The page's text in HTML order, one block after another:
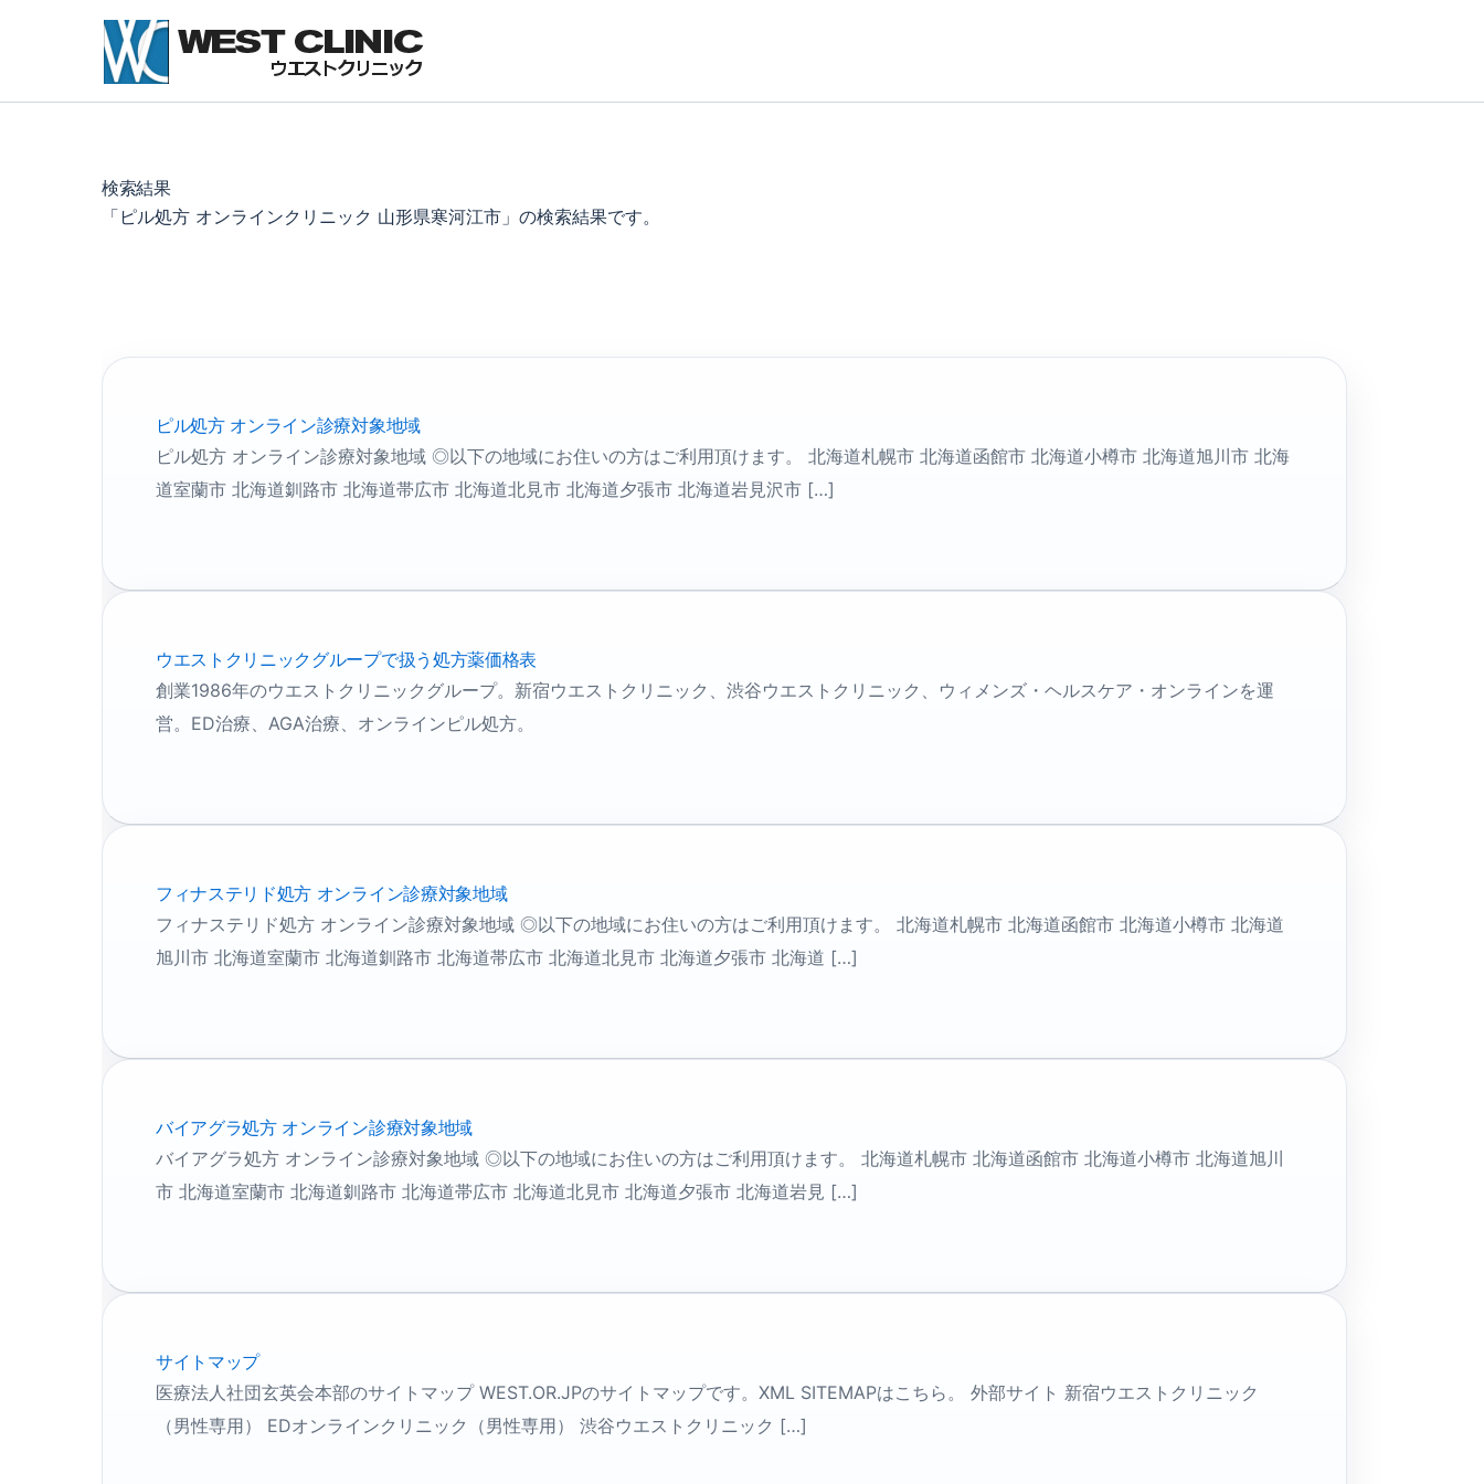
ス
検索結果
「ピル処方 オンラインクリニック 山形県寒河江市」の検索結果です。
ピル処方 オンライン診療対象地域
ピル処方 オンライン診療対象地域 ◎以下の地域にお住いの方はご利用頂けます。 北海道札幌市 北海道函館市 北海道小樽市 北海道旭川市 北海
道室蘭市 北海道釧路市 北海道帯広市 北海道北見市 北海道夕張市 北海道岩見沢市 […]
ウエストクリニックグループで扱う処方薬価格表
創業1986年のウエストクリニックグループ。新宿ウエストクリニック、渋谷ウエストクリニック、ウィメンズ・ヘルスケア・オンラインを運
営。ED治療、AGA治療、オンラインピル処方。
フィナステリド処方 オンライン診療対象地域
フィナステリド処方 オンライン診療対象地域 ◎以下の地域にお住いの方はご利用頂けます。 北海道札幌市 北海道函館市 北海道小樽市 北海道
旭川市 北海道室蘭市 北海道釧路市 北海道帯広市 北海道北見市 北海道夕張市 北海道 […]
バイアグラ処方 オンライン診療対象地域
バイアグラ処方 オンライン診療対象地域 ◎以下の地域にお住いの方はご利用頂けます。 北海道札幌市 北海道函館市 北海道小樽市 北海道旭川
市 北海道室蘭市 北海道釧路市 北海道帯広市 北海道北見市 北海道夕張市 北海道岩見 […]
サイトマップ
医療法人社団玄英会本部のサイトマップ WEST.OR.JPのサイトマップです。XML SITEMAPはこちら。 外部サイト 新宿ウエストクリニック
（男性専用） EDオンラインクリニック（男性専用） 渋谷ウエストクリニック […]